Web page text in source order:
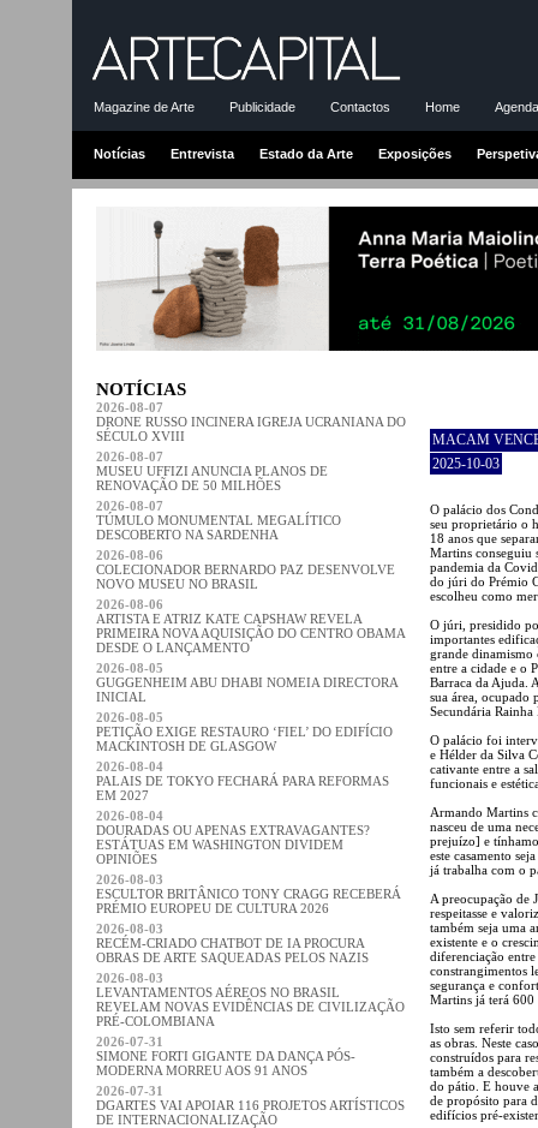
Magazine de Arte Publicidade Contactos Home
Notícias Entrevista Estado da Arte Exposições
NOTÍCIAS
2026-08-07
DRONE RUSSO INCINERA IGREJA UCRANIANA DO
SÉCULO XVIII
2026-08-07
MUSEU UFFIZI ANUNCIA PLANOS DE
RENOVAÇÃO DE 50 MILHÕES
2026-08-07
TÚMULO MONUMENTAL MEGALÍTICO
DESCOBERTO NA SARDENHA
2026-08-06
COLECIONADOR BERNARDO PAZ DESENVOLVE
NOVO MUSEU NO BRASIL
2026-08-06
ARTISTA E ATRIZ KATE CAPSHAW REVELA
PRIMEIRA NOVA AQUISIÇÃO DO CENTRO OBAMA
DESDE O LANÇAMENTO
2026-08-05
GUGGENHEIM ABU DHABI NOMEIA DIRECTORA
INICIAL
2026-08-05
PETIÇÃO EXIGE RESTAURO ‘FIEL’ DO EDIFÍCIO
MACKINTOSH DE GLASGOW
2026-08-04
PALAIS DE TOKYO FECHARÁ PARA REFORMAS
EM 2027
2026-08-04
DOURADAS OU APENAS EXTRAVAGANTES?
ESTÁTUAS EM WASHINGTON DIVIDEM
OPINIÕES
2026-08-03
ESCULTOR BRITÂNICO TONY CRAGG RECEBERÁ
PRÉMIO EUROPEU DE CULTURA 2026
2026-08-03
RECÉM-CRIADO CHATBOT DE IA PROCURA
OBRAS DE ARTE SAQUEADAS PELOS NAZIS
2026-08-03
LEVANTAMENTOS AÉREOS NO BRASIL
REVELAM NOVAS EVIDÊNCIAS DE CIVILIZAÇÃO
PRÉ-COLOMBIANA
2026-07-31
SIMONE FORTI GIGANTE DA DANÇA PÓS-
MODERNA MORREU AOS 91 ANOS
2026-07-31
DGARTES VAI APOIAR 116 PROJETOS ARTÍSTICOS
DE INTERNACIONALIZAÇÃO
MACAM
2025-10-03
O palácio dos
seu proprietário o
18 anos que
Martins conseguiu
pandemia da
do júri do Prémio
escolheu como
O júri, presidido
importantes
grande dinamismo
entre a cidade e o
Barraca da Ajuda.
sua área, ocupado
Secundária
O palácio foi
e Hélder da Silva
cativante entre a
funcionais e
Armando Martins
nasceu de uma
prejuízo] e
este casamento
já trabalha com o
A preocupação de
respeitasse e
também seja uma
existente e o
diferenciação
constrangimentos
segurança e
Martins já terá
Isto sem referir
as obras. Neste
construídos para
também a
do pátio. E houve
de propósito para
edifícios pré-